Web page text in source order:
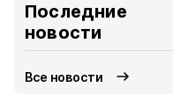
Последние
новости
Все новости